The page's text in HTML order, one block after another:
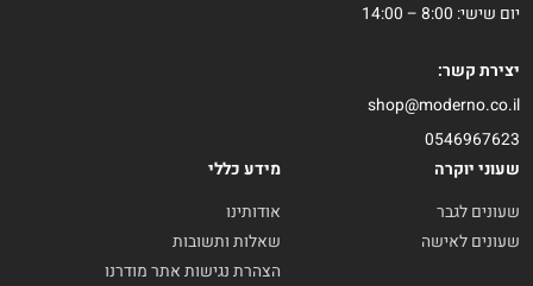
יום שישי: 8:00 – 14:00
יצירת קשר:
shop@moderno.co.il
0546967623
שעוני יוקרה
שעונים לגבר
שעונים לאישה
מידע כללי
אודותינו
שאלות ותשובות
הצהרת נגישות אתר מודרנו